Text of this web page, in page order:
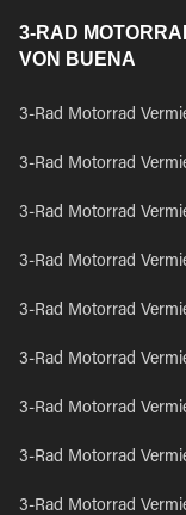
3-RAD
VON BUENA
3-Rad Motorrad
3-Rad Motorrad
3-Rad Motorrad
3-Rad Motorrad
3-Rad Motorrad
3-Rad Motorrad
3-Rad Motorrad
3-Rad Motorrad
3-Rad Motorrad